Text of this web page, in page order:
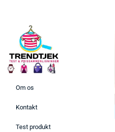
Om os
Kontakt
Test produkt
Bedste Saunatæppe 2025 –
Find de bedste produkter her!